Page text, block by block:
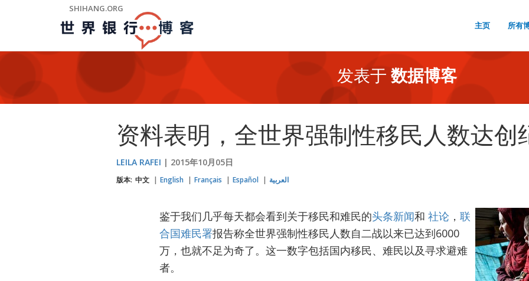
SHIHANG.ORG
主页 所有
发表于 数据博客
资料表明，全世界强制性移民人数达创
LEILA RAFEI 2015年10月05日
版本: 中文 English Français Español العربية
鉴于我们几乎每天都会看到关于移民和难民的头条新闻和 社论 ， 联
合国难民署报告称全世界强制性移民人数自二战以来已达到6000
万，也就不足为奇了。这一数字包括国内移民、难民以及寻求避难
者。